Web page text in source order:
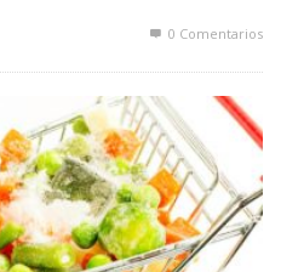
0 Comentarios